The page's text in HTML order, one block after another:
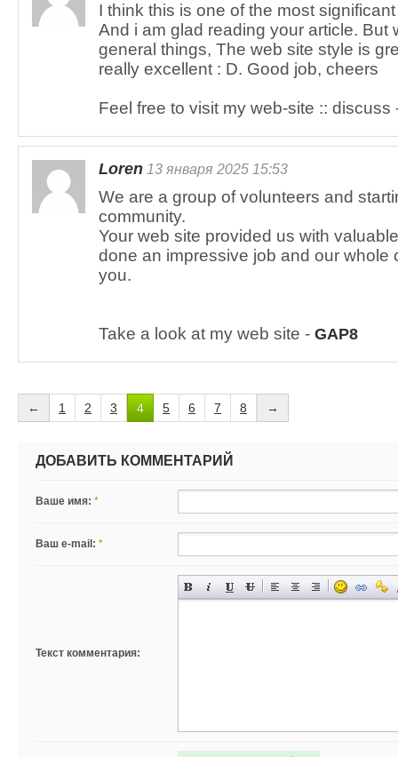
I think this is one of the most
And i am glad reading your article. But
general things, The web site style is
really excellent : D. Good job, cheers
Feel free to visit my web-site :: discuss
Loren 13 января 2025 15:53
We are a group of volunteers and
community.
Your web site provided us with
done an impressive job and our whole
you.
Take a look at my web site - GAP8
← 1 2 3 4 5 6 7 8 →
ДОБАВИТЬ КОММЕНТАРИЙ
Ваше имя: *
Ваш e-mail: *
Текст комментария: